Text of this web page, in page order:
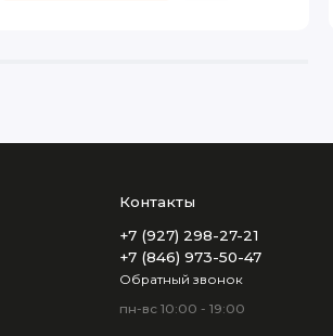
Контакты
+7 (927) 298-27-21
+7 (846) 973-50-47
Обратный звонок
пн-вс 10:00 - 19:00